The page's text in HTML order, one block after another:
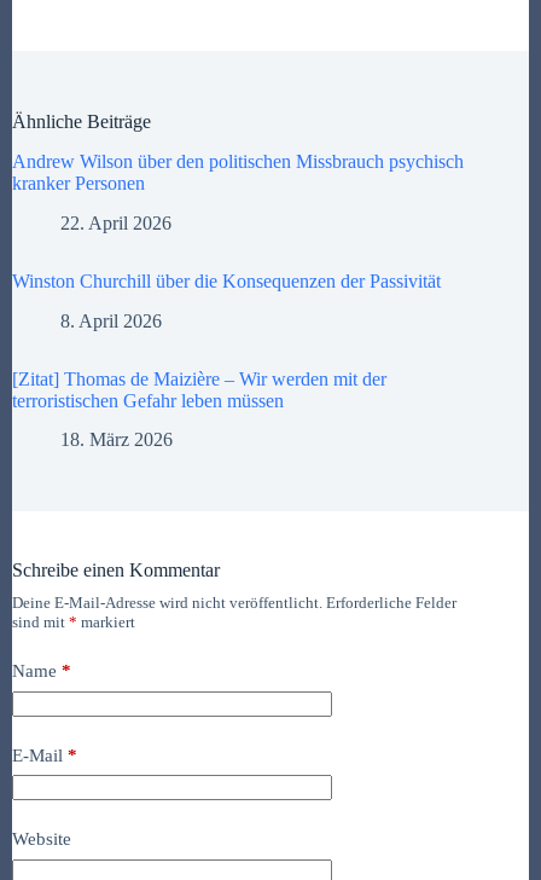
Ähnliche Beiträge
Andrew Wilson über den politischen Missbrauch psychisch
kranker Personen
22. April 2026
Winston Churchill über die Konsequenzen der Passivität
8. April 2026
[Zitat] Thomas de Maizière – Wir werden mit der
terroristischen Gefahr leben müssen
18. März 2026
Schreibe einen Kommentar
Deine E-Mail-Adresse wird nicht veröffentlicht. Erforderliche Felder
sind mit * markiert
Name *
E-Mail *
Website